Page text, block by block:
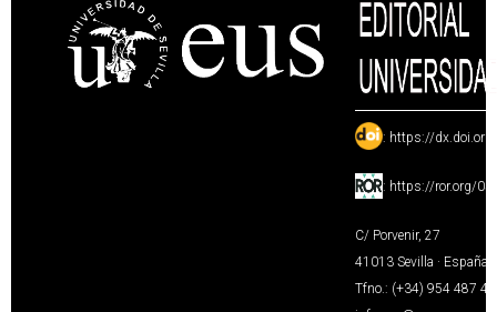
: https://
: https://ror.org/
C/ Porvenir, 27
41013 Sevilla · España
Tfno.: (+34) 954 487